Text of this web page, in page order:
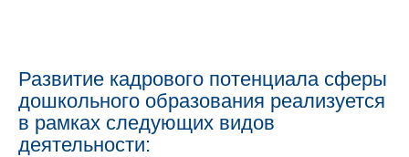
Развитие кадрового потенциала сферы
дошкольного образования реализуется
в рамках следующих видов
деятельности: